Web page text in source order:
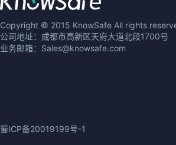
Copyright © 2015 KnowSafe All rights
公司地址：成都市高新区天府大道北段1700号
业务邮箱：Sales@knowsafe.com
蜀ICP备20019199号-1